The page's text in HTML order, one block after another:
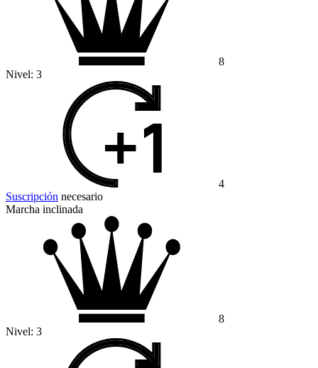
8
Nivel: 3
4
Suscripción necesario
Marcha inclinada
8
Nivel: 3